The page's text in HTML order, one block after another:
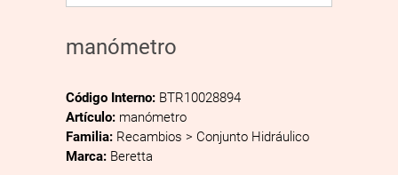
manómetro
Código Interno: BTR10028894
Artículo: manómetro
Familia: Recambios > Conjunto Hidráulico
Marca: Beretta